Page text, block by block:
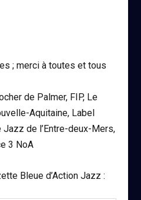
; merci à toutes et tous
de Palmer, FIP, Le
Aquitaine, Label
de l’Entre-deux-Mers,
3 NoA
Bleue d’Action Jazz :